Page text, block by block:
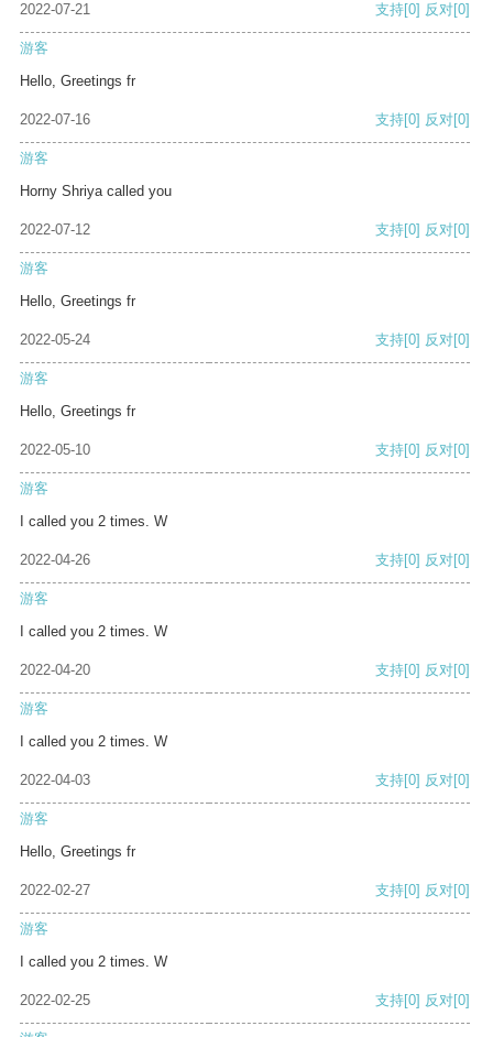
2022-07-21 支持[0] 反对[0]
游客
Hello, Greetings fr
2022-07-16 支持[0] 反对[0]
游客
Horny Shriya called you
2022-07-12 支持[0] 反对[0]
游客
Hello, Greetings fr
2022-05-24 支持[0] 反对[0]
游客
Hello, Greetings fr
2022-05-10 支持[0] 反对[0]
游客
I called you 2 times. W
2022-04-26 支持[0] 反对[0]
游客
I called you 2 times. W
2022-04-20 支持[0] 反对[0]
游客
I called you 2 times. W
2022-04-03 支持[0] 反对[0]
游客
Hello, Greetings fr
2022-02-27 支持[0] 反对[0]
游客
I called you 2 times. W
2022-02-25 支持[0] 反对[0]